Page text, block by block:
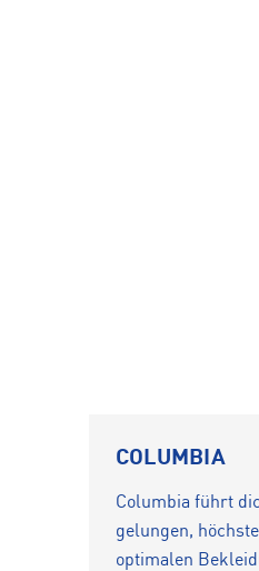
COLUMBIA
Columbia führt
gelungen,
optimalen